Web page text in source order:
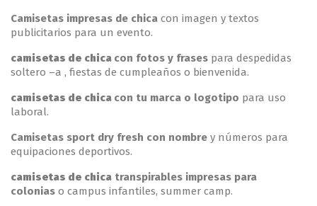
Camisetas impresas de chica con imagen y textos
publicitarios para un evento.
camisetas de chica con fotos y frases para despedidas
soltero –a , fiestas de cumpleaños o bienvenida.
camisetas de chica con tu marca o logotipo para uso
laboral.
Camisetas sport dry fresh con nombre y números para
equipaciones deportivos.
camisetas de chica transpirables impresas para
colonias o campus infantiles, summer camp.